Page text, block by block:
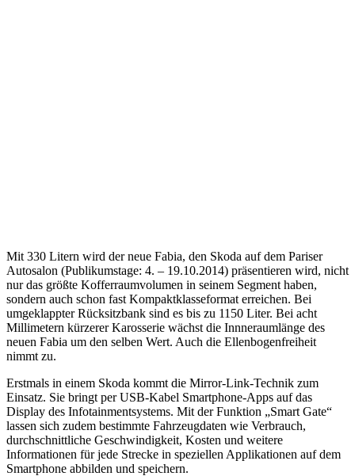
Mit 330 Litern wird der neue Fabia, den Skoda auf dem Pariser
Autosalon (Publikumstage: 4. – 19.10.2014) präsentieren wird, nicht
nur das größte Kofferraumvolumen in seinem Segment haben,
sondern auch schon fast Kompaktklasseformat erreichen. Bei
umgeklappter Rücksitzbank sind es bis zu 1150 Liter. Bei acht
Millimetern kürzerer Karosserie wächst die Innneraumlänge des
neuen Fabia um den selben Wert. Auch die Ellenbogenfreiheit
nimmt zu.
Erstmals in einem Skoda kommt die Mirror-Link-Technik zum
Einsatz. Sie bringt per USB-Kabel Smartphone-Apps auf das
Display des Infotainmentsystems. Mit der Funktion „Smart Gate“
lassen sich zudem bestimmte Fahrzeugdaten wie Verbrauch,
durchschnittliche Geschwindigkeit, Kosten und weitere
Informationen für jede Strecke in speziellen Applikationen auf dem
Smartphone abbilden und speichern.